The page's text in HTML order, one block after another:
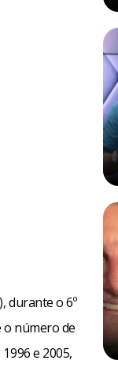
durante o 6º
o número de
e 2005,